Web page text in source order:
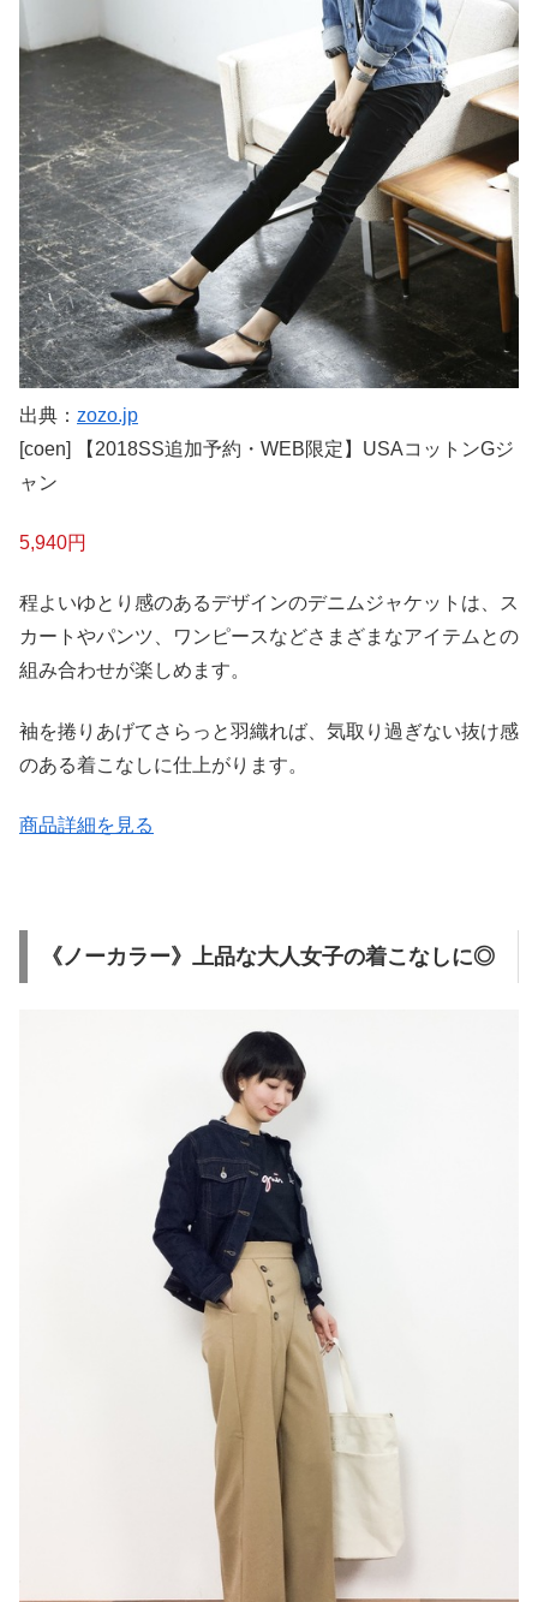
出典： zozo.jp
[coen] 【2018SS追加予約・WEB限定】USAコットンGジ
ャン
5,940円
程よいゆとり感のあるデザインのデニムジャケットは、ス
カートやパンツ、ワンピースなどさまざまなアイテムとの
組み合わせが楽しめます。
袖を捲りあげてさらっと羽織れば、気取り過ぎない抜け感
のある着こなしに仕上がります。
商品詳細を見る
《ノーカラー》上品な大人女子の着こなしに◎